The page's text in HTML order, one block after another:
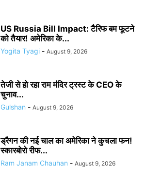
US Russia Bill Impact: टैरिफ बम फूटने
को तैयार! अमेरिका के...
Yogita Tyagi - August 9, 2026
तेजी से हो रहा राम मंदिर ट्रस्ट के CEO के
चुनाव...
Gulshan - August 9, 2026
ड्रैगन की नई चाल का अमेरिका ने कुचला फन!
स्कारबोरो रीफ...
Ram Janam Chauhan - August 9, 2026